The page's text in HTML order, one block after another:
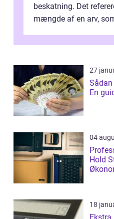
beskatning. Det
mængde af en arv,
27
En
04
Hold
18